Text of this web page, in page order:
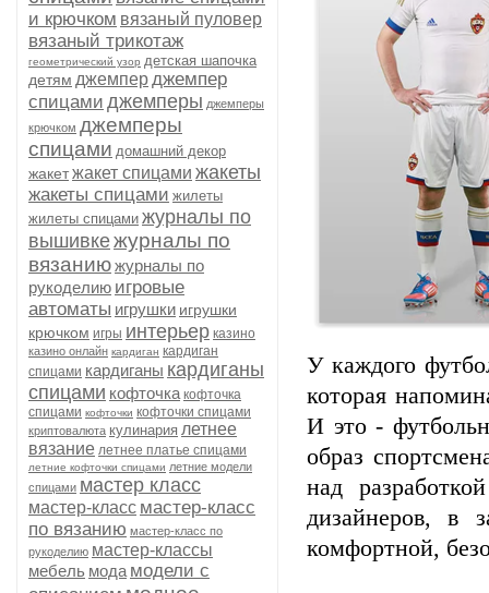
и крючком вязаный пуловер
вязаный трикотаж
геометрический узор детская шапочка
детям джемперджемпер
спицами джемперы джемперы
крючком джемперы
спицами домашний декор
жакетжакет спицами жакеты
жакеты спицами жилеты
жилеты спицами журналы по
вышивкежурналы по
вязаниюжурналы по
рукоделию игровые
автоматы игрушки игрушки
крючком игры интерьер казино
казино онлайн кардиган кардиган
спицами кардиганы кардиганы
спицами кофточка кофточка
спицами кофточки кофточки спицами
криптовалюта кулинария летнее
вязание летнее платье спицами
летние кофточки спицами летние модели
спицами мастер класс
мастер-класс мастер-класс
по вязанию мастер-класс по
рукоделию мастер-классы
мебель мода модели с
У каждого
которая
И это -
образ
над
дизайнеров, в
комфортной,